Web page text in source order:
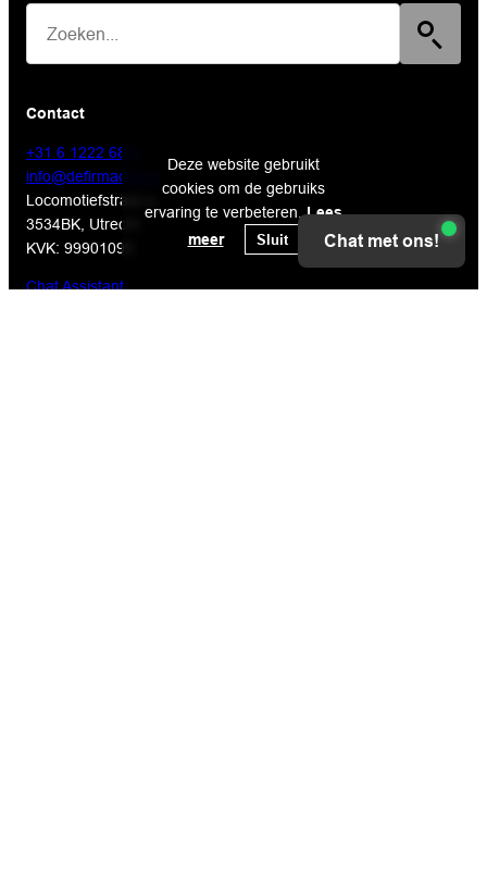
Contact
+31 6 1222 6811
info@defirmacnc.nl
Locomotiefstraat 4,
3534BK, Utrecht
KVK: 99901099
Chat Assistant
Deze website gebruikt
cookies om de gebruiks
ervaring te verbeteren.Lees
meer
Sluit Chat met ons!